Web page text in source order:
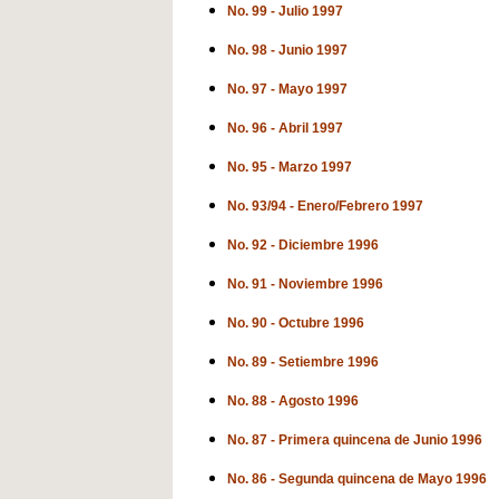
No. 99 - Julio 1997
No. 98 - Junio 1997
No. 97 - Mayo 1997
No. 96 - Abril 1997
No. 95 - Marzo 1997
No. 93/94 - Enero/Febrero 1997
No. 92 - Diciembre 1996
No. 91 - Noviembre 1996
No. 90 - Octubre 1996
No. 89 - Setiembre 1996
No. 88 - Agosto 1996
No. 87 - Primera quincena de Junio 1996
No. 86 - Segunda quincena de Mayo 1996